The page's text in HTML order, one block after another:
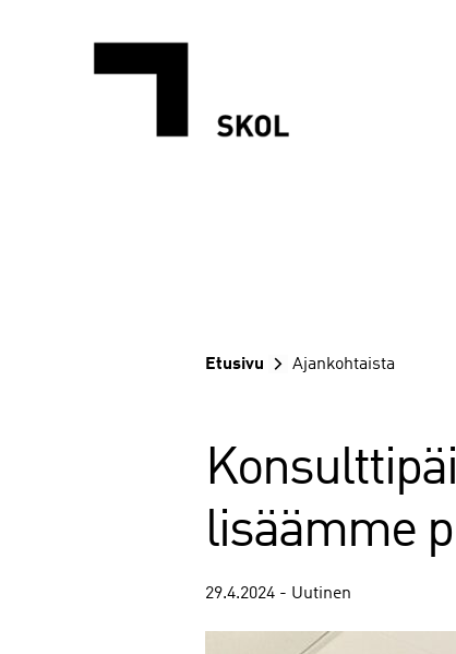
Etusivu Ajankohtaista
lisäämme
29.4.2024 - Uutinen